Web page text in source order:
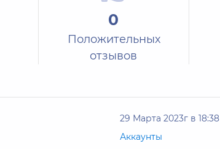
0
Положительных
отзывов
29 Марта 2023г в 18:38
Аккаунты